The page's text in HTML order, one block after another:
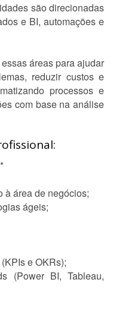
são direcionadas
e BI, automações e
áreas para ajudar
reduzir custos e
processos e
com base na análise
à área de negócios;
ágeis;
e OKRs);
(Power BI, Tableau,